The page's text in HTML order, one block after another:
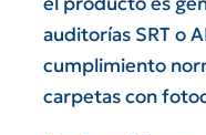
auditorías SRT o
cumplimiento
carpetas con